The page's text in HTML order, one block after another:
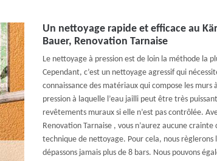
Un nettoyage rapide et efficace au
Bauer, Renovation Tarnaise
Le nettoyage à pression est de loin la méthode la
Cependant, c’est un nettoyage agressif qui
connaissance des matériaux qui compose les
pression à laquelle l’eau jailli peut être très
revêtements muraux si elle n’est pas contrôlée.
Renovation Tarnaise , vous n’aurez aucune
technique de nettoyage. Pour cela, nous règlerons
dépassons jamais plus de 8 bars. Nous pouvons